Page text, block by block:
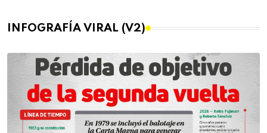
INFOGRAFÍA VIRAL (V2)